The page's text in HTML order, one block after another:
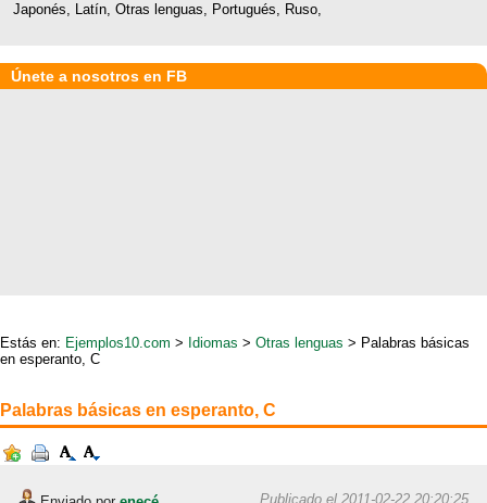
Japonés, Latín, Otras lenguas, Portugués, Ruso,
Únete a nosotros en FB
Estás en: Ejemplos10.com > Idiomas > Otras lenguas > Palabras básicas
en esperanto, C
Palabras básicas en esperanto, C
Publicado el 2011-02-22 20:20:25